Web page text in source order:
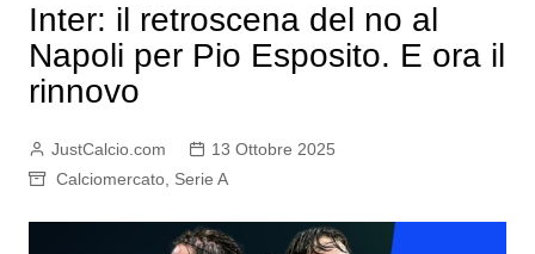
Inter: il retroscena del no al
Napoli per Pio Esposito. E ora il
rinnovo
JustCalcio.com
13 Ottobre 2025
Calciomercato, Serie A